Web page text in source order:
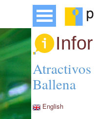
Atractivos
Ballena
English